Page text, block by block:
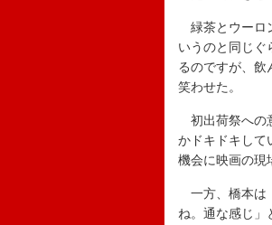
緑茶とウーロ
いうのと同じぐ
るのですが、飲
笑わせた。
初出荷祭への
かドキドキして
機会に映画の現
一方、橋本は
ね。通な感じ」